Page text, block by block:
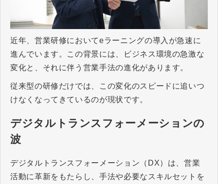
近年、営業研修においてeラーニングの導入が急速に
進んでいます。この背景には、ビジネス環境の急激な
変化と、それに伴う営業手法の進化があります。
従来型の研修だけでは、この変化のスピードに追いつ
けなくなってきているのが現状です。
デジタルトランスフォーメーションの
波
デジタルトランスフォーメーション（DX）は、営業
活動に革新をもたらし、手法や必要なスキルセットを